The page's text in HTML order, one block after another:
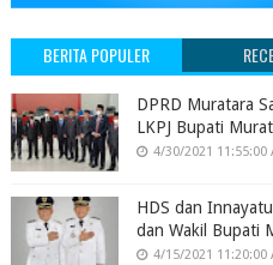
BERITA POPULER
DPRD Muratara
LKPJ Bupati
4/30/2021 11:55:00
HDS dan
dan Wakil Bupati
4/15/2021 11:20:00